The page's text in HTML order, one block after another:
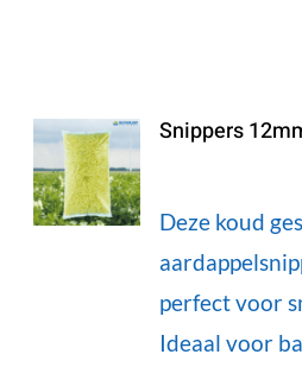
Snippers
Deze koud
perfect voor
Ideaal voor